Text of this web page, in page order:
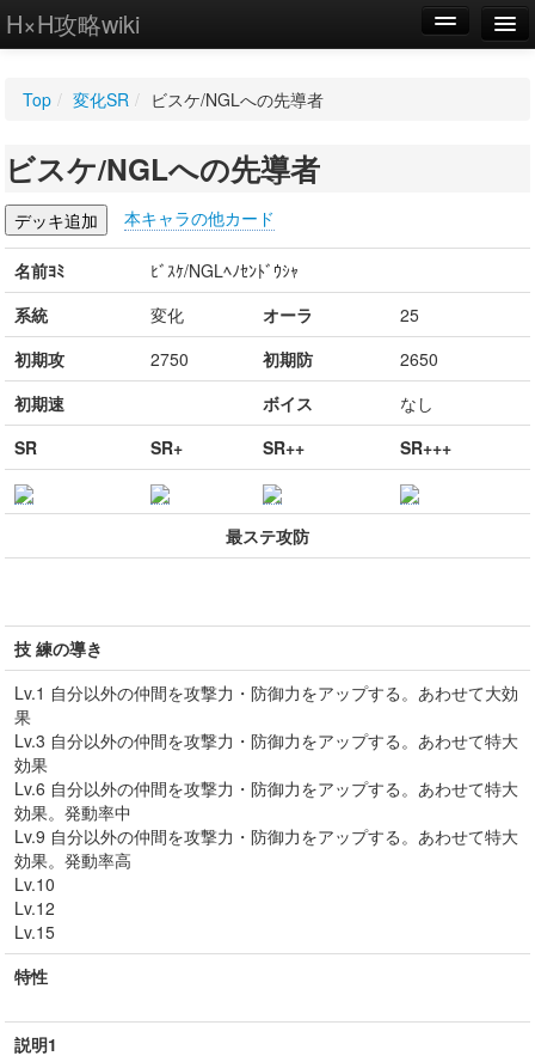
H×H攻略wiki
WIKI
設定
Top / 変化SR / ビスケ/NGLへの先導者
ビスケ/NGLへの先導者
本キャラの他カード
名前ﾖﾐ
ﾋﾞｽｹ/NGLﾍﾉｾﾝﾄﾞｳｼｬ
系統
変化 オーラ
25
初期攻
2750 初期防
2650
初期速
ボイス
なし
SR
SR+ SR++ SR+++
最ステ攻防
技 練の導き
Lv.1 自分以外の仲間を攻撃力・防御力をアップする。あわせて大効
果
Lv.3 自分以外の仲間を攻撃力・防御力をアップする。あわせて特大
効果
Lv.6 自分以外の仲間を攻撃力・防御力をアップする。あわせて特大
効果。発動率中
Lv.9 自分以外の仲間を攻撃力・防御力をアップする。あわせて特大
効果。発動率高
Lv.10
Lv.12
Lv.15
特性
説明1